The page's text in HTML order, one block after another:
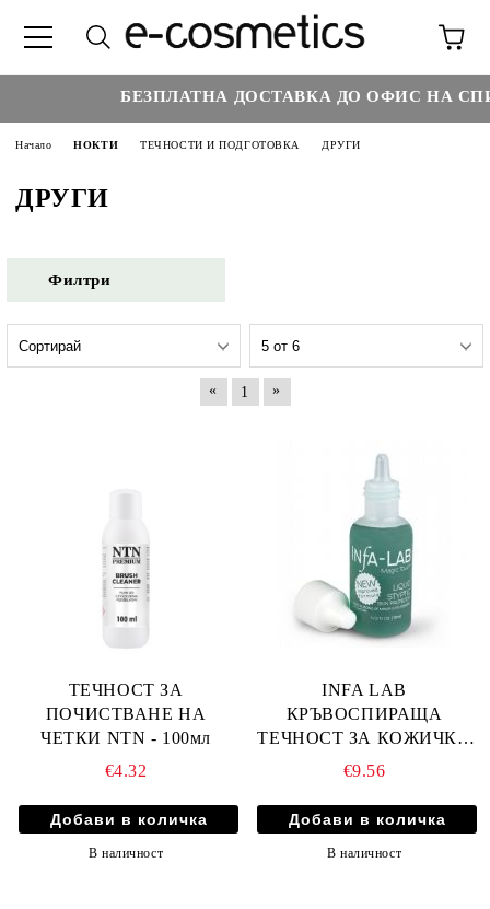
БЕЗПЛАТНА ДОСТАВКА ДО ОФИС НА
Начало НОКТИ ТЕЧНОСТИ И ПОДГОТОВКА ДРУГИ
ДРУГИ
Филтри
« 1 »
ТЕЧНОСТ ЗА
ПОЧИСТВАНЕ НА
ЧЕТКИ NTN - 100мл
€4.32
В наличност
INFA LAB
КРЪВОСПИРАЩА
ТЕЧНОСТ ЗА КОЖИЧКИ
15мл
€9.56
В наличност